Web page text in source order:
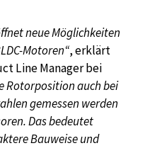
neue Möglichkeiten
Motoren“, erklärt
Line Manager bei
Rotorposition auch bei
gemessen werden
Das bedeutet
Bauweise und